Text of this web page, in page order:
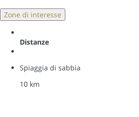
Zone di interesse
Distanze
Spiaggia di sabbia
10 km